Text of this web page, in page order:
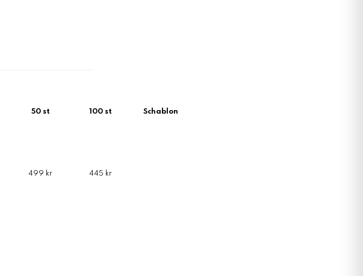
50 st 100 st Schablon
499 kr 445 kr